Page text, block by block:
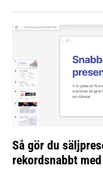
Så gör du
rekordsnabbt